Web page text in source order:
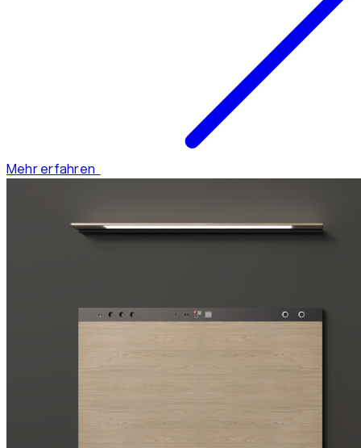
Mehr erfahren